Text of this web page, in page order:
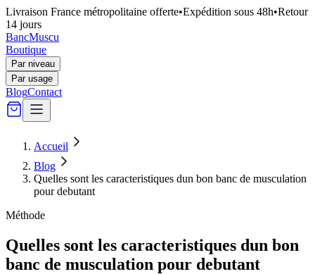
Livraison France métropolitaine offerte•Expédition sous 48h•Retour
14 jours
BancMuscu
Boutique
Par niveau
Par usage
BlogContact
Accueil
Blog
Quelles sont les caracteristiques dun bon banc de musculation
pour debutant
Méthode
Quelles sont les caracteristiques dun bon
banc de musculation pour debutant